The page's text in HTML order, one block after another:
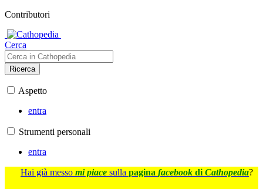
Contributori
Cerca
Ricerca
Aspetto
entra
Strumenti personali
entra
Hai già messo mi piace sulla pagina facebook di Cathopedia?